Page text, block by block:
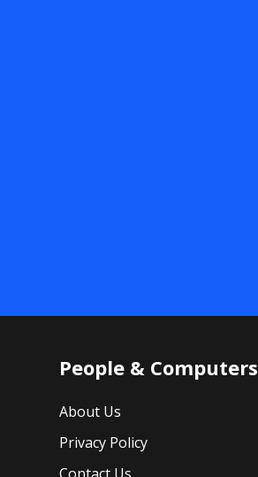
People & Computers
About Us
Privacy Policy